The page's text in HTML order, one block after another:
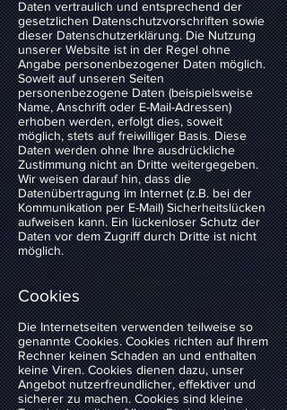
Daten vertraulich und entsprechend der
gesetzlichen Datenschutzvorschriften sowie
dieser Datenschutzerklärung. Die Nutzung
unserer Website ist in der Regel ohne
Angabe personenbezogener Daten möglich.
Soweit auf unseren Seiten
personenbezogene Daten (beispielsweise
Name, Anschrift oder E-Mail-Adressen)
erhoben werden, erfolgt dies, soweit
möglich, stets auf freiwilliger Basis. Diese
Daten werden ohne Ihre ausdrückliche
Zustimmung nicht an Dritte weitergegeben.
Wir weisen darauf hin, dass die
Datenübertragung im Internet (z.B. bei der
Kommunikation per E-Mail) Sicherheitslücken
aufweisen kann. Ein lückenloser Schutz der
Daten vor dem Zugriff durch Dritte ist nicht
möglich.
Cookies
Die Internetseiten verwenden teilweise so
genannte Cookies. Cookies richten auf Ihrem
Rechner keinen Schaden an und enthalten
keine Viren. Cookies dienen dazu, unser
Angebot nutzerfreundlicher, effektiver und
sicherer zu machen. Cookies sind kleine